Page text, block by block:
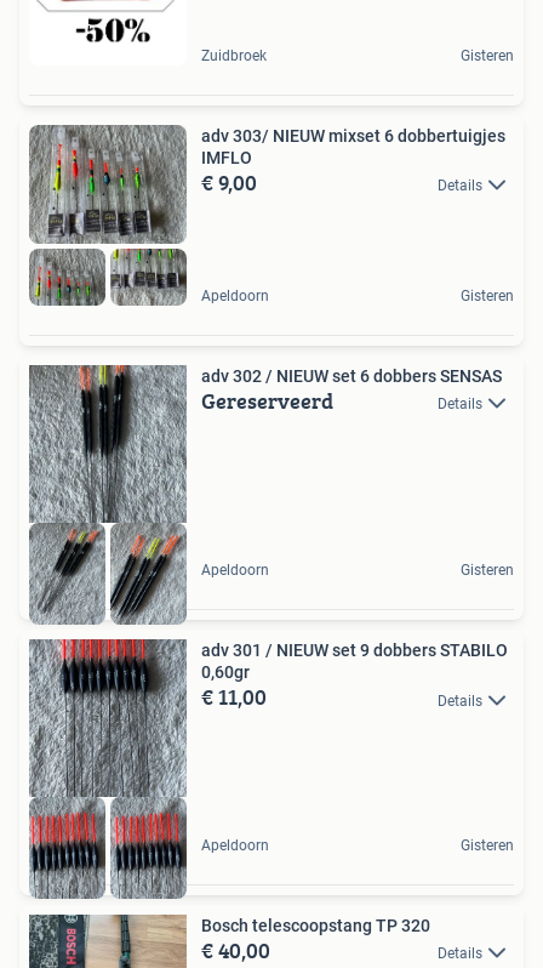
Zuidbroek Gisteren
adv 303/ NIEUW mixset 6 dobbertuigjes
IMFLO
€ 9,00 Details
Apeldoorn Gisteren
adv 302 / NIEUW set 6 dobbers SENSAS
Gereserveerd Details
Apeldoorn Gisteren
adv 301 / NIEUW set 9 dobbers STABILO
0,60gr
€ 11,00 Details
Apeldoorn Gisteren
Bosch telescoopstang TP 320
€ 40,00 Details